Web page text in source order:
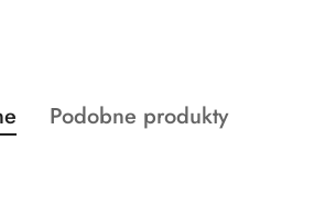
produktów
Produkty
Podobne produkty